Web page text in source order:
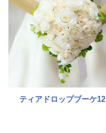
ティアドロップブーケ